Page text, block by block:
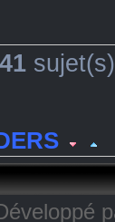
Forum avec sous-